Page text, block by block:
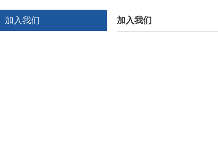
加入我们 加入我们